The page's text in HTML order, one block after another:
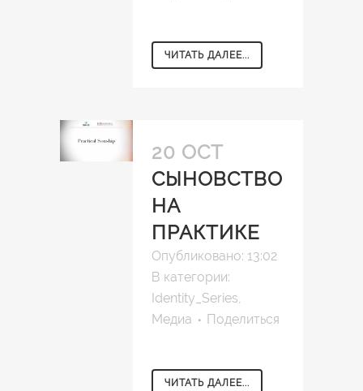
ЧИТАТЬ ДАЛЕЕ...
20 OCT
СЫНОВСТВО
НА
ПРАКТИКЕ
Опубликовано: 13:02
В категории:
Identity_Series,
Медиа
Поделиться
ЧИТАТЬ ДАЛЕЕ...